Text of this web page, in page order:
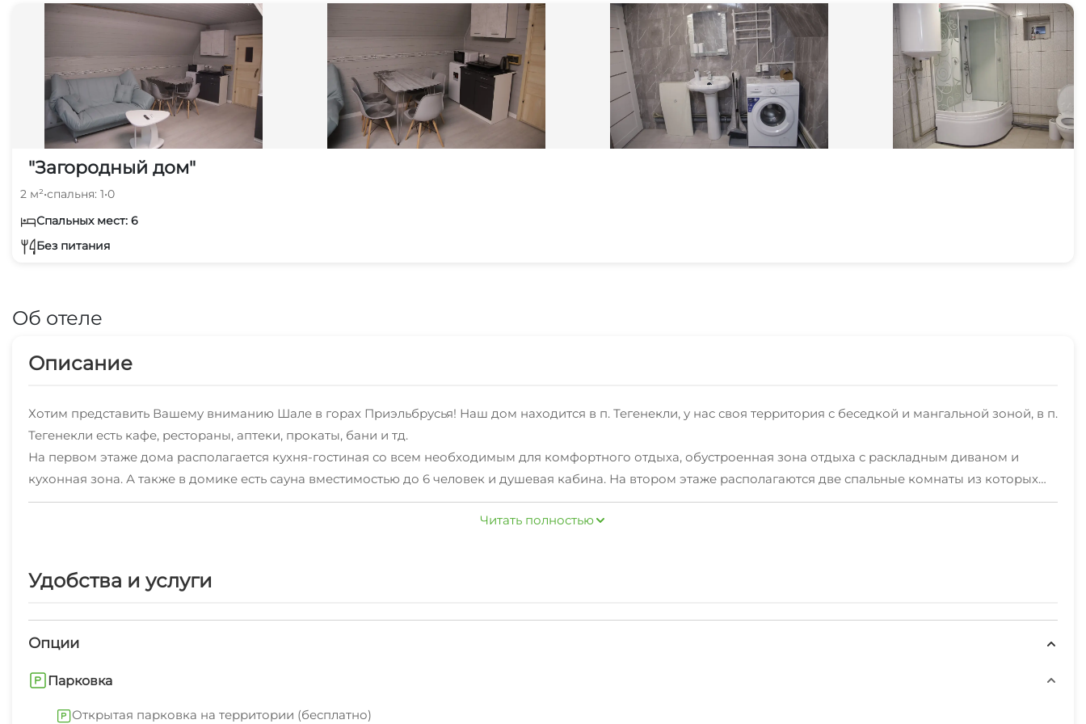
"Загородный дом"
2 м²•спальня: 1•0
Спальных мест: 6
Без питания
Об отеле
Описание
Хотим представить Вашему вниманию Шале в горах Приэльбрусья! Наш дом находится в п. Тегенекли, у нас своя территория с беседкой и мангальной зоной, в п.
Тегенекли есть кафе, рестораны, аптеки, прокаты, бани и тд.
На первом этаже дома располагается кухня-гостиная со всем необходимым для комфортного отдыха, обустроенная зона отдыха с раскладным диваном и
кухонная зона. А также в домике есть сауна вместимостью до 6 человек и душевая кабина. На втором этаже располагаются две спальные комнаты из которых
открывается невероятный вид на горы из панорамных окон, в каждой комнате находится две односпальные кровати.
Читать полностью
Удобства и услуги
Опции
Парковка
Открытая парковка на территории (бесплатно)